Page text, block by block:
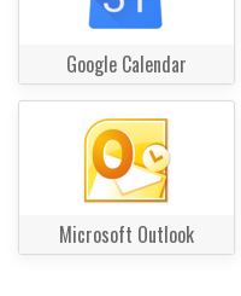
Google Calendar
Microsoft Outlook